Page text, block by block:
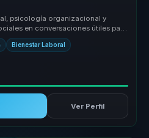
psicología organizacional y
en conversaciones útiles para
Bienestar Laboral
Ver Perfil